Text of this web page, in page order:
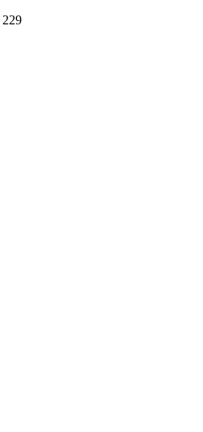
229